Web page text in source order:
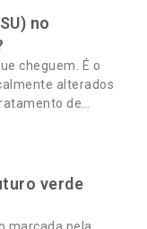
no
cheguem. É o
alterados
de
verde